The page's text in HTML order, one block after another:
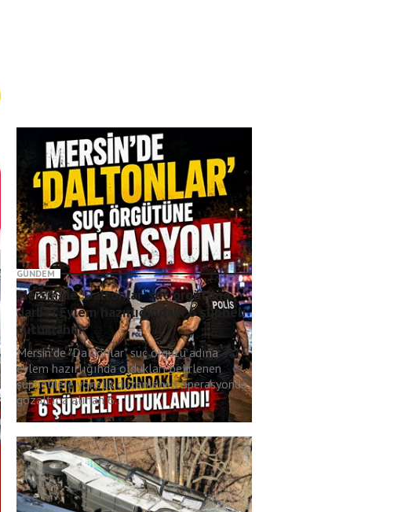
GÜNDEM
Mersin'de 'Daltonlar' suç örgütüne
darbe! Eylem hazırlığındaki 6 şüpheli
tutuklandı
Mersin'de "Daltonlar" suç örgütü adına
eylem hazırlığında oldukları belirlenen
şüphelilere yönelik düzenlenen operasyonda
gözaltına alınan 6..